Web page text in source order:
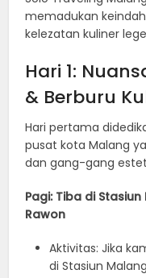
memadukan
kelezatan kuliner
Hari 1:
& Berburu
Hari pertama
pusat kota Malang
dan gang-gang
Pagi: Tiba di
Rawon
Aktivitas: Jika
di Stasiun